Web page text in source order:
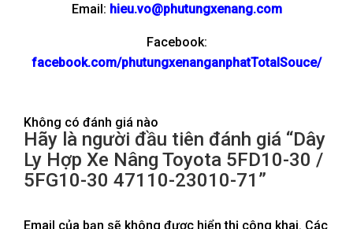
Email: hieu.vo@phutungxenang.com
Facebook:
facebook.com/phutungxenanganphatTotalSouce/
Không có đánh giá nào
Hãy là người đầu tiên đánh giá “Dây
Ly Hợp Xe Nâng Toyota 5FD10-30 /
5FG10-30 47110-23010-71”
Email của bạn sẽ không được hiển thị công khai. Các